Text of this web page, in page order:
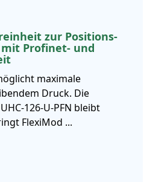
zur Positions-
Profinet- und
maximale
Druck. Die
126-U-PFN bleibt
FlexiMod ...